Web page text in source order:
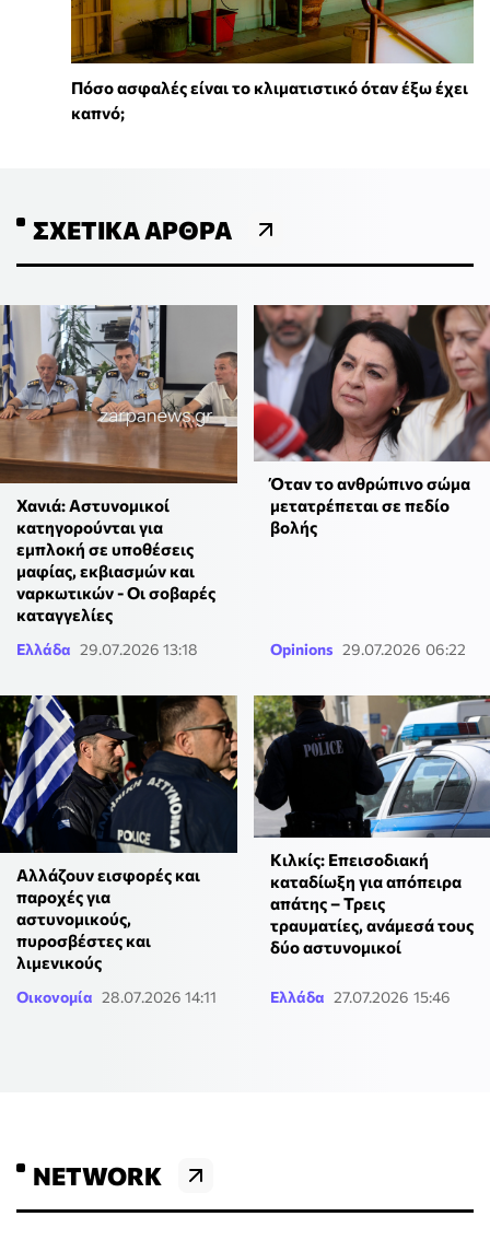
Πόσο ασφαλές είναι το κλιματιστικό όταν έξω έχει
καπνό;
ΣΧΕΤΙΚΆ ΆΡΘΡΑ
Χανιά: Αστυνομικοί
κατηγορούνται για
εμπλοκή σε υποθέσεις
μαφίας, εκβιασμών και
ναρκωτικών - Οι σοβαρές
καταγγελίες
Ελλάδα 29.07.2026 13:18
Όταν το ανθρώπινο σώμα
μετατρέπεται σε πεδίο
βολής
Opinions 29.07.2026 06:22
Αλλάζουν εισφορές και
παροχές για
αστυνομικούς,
πυροσβέστες και
λιμενικούς
Οικονομία 28.07.2026 14:11
Κιλκίς: Επεισοδιακή
καταδίωξη για απόπειρα
απάτης – Τρεις
τραυματίες, ανάμεσά τους
δύο αστυνομικοί
Ελλάδα 27.07.2026 15:46
NETWORK